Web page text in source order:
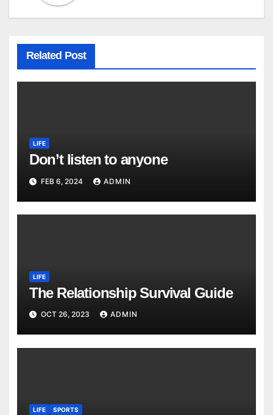
Related Post
LIFE
Don’t listen to anyone
FEB 6, 2024 ADMIN
LIFE
The Relationship Survival Guide
OCT 26, 2023 ADMIN
LIFE SPORTS